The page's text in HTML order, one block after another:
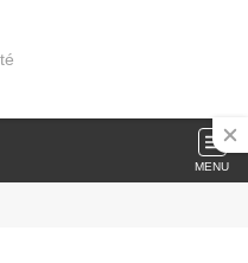
MENU